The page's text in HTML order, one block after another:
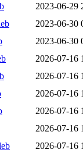
2023-06-29
2023-06-30
2023-06-30
2026-07-16
2026-07-16
2026-07-16
2026-07-16
2026-07-16
2026-07-16